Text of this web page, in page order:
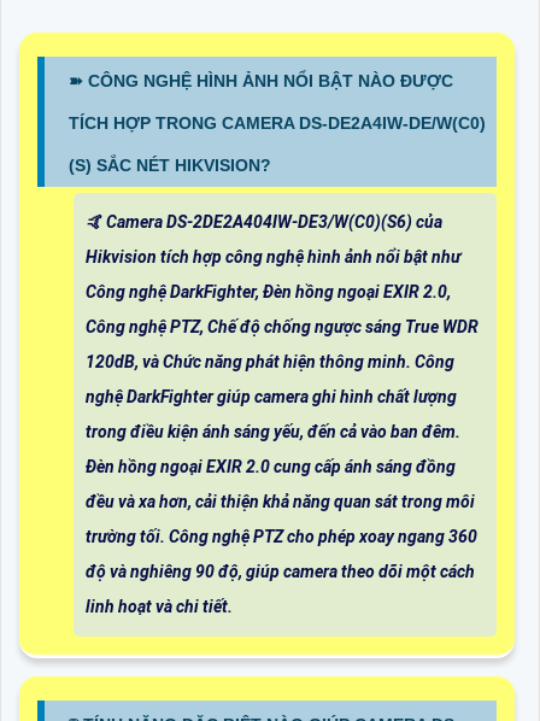
➽ CÔNG NGHỆ HÌNH ẢNH NỔI BẬT NÀO ĐƯỢC
TÍCH HỢP TRONG CAMERA DS-DE2A4IW-DE/W(C0)
(S) SẮC NÉT HIKVISION?
🤙 Camera DS-2DE2A404IW-DE3/W(C0)(S6) của
Hikvision tích hợp công nghệ hình ảnh nổi bật như
Công nghệ DarkFighter, Đèn hồng ngoại EXIR 2.0,
Công nghệ PTZ, Chế độ chống ngược sáng True WDR
120dB, và Chức năng phát hiện thông minh. Công
nghệ DarkFighter giúp camera ghi hình chất lượng
trong điều kiện ánh sáng yếu, đến cả vào ban đêm.
Đèn hồng ngoại EXIR 2.0 cung cấp ánh sáng đồng
đều và xa hơn, cải thiện khả năng quan sát trong môi
trường tối. Công nghệ PTZ cho phép xoay ngang 360
độ và nghiêng 90 độ, giúp camera theo dõi một cách
linh hoạt và chi tiết.